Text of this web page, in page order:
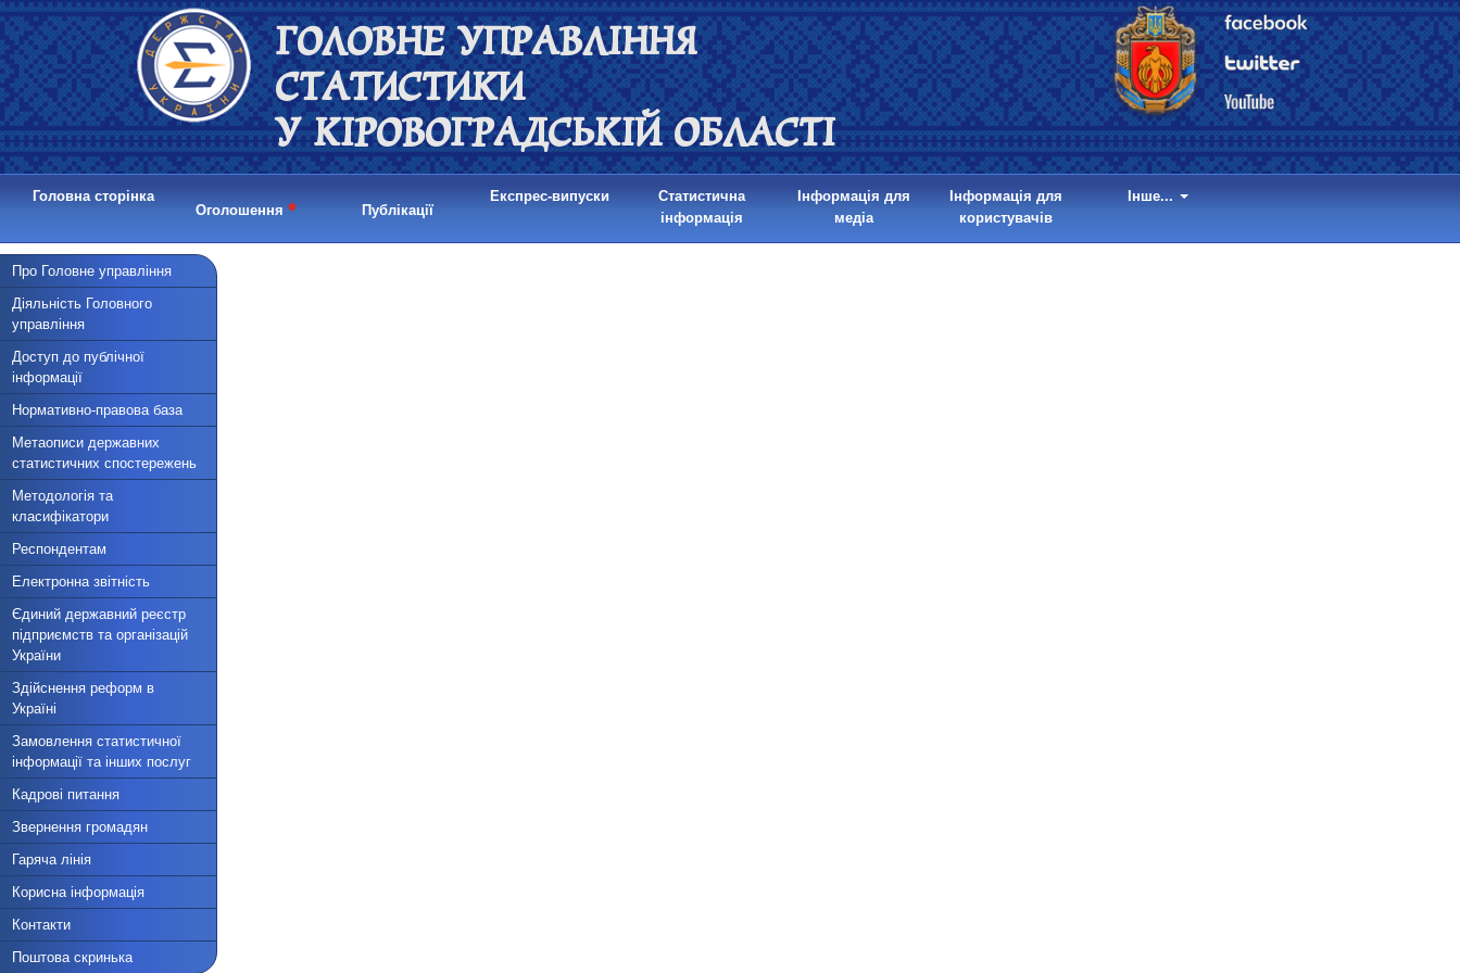
ГОЛОВНЕ УПРАВЛІННЯ
СТАТИСТИКИ
У КІРОВОГРАДСЬКІЙ ОБЛАСТІ
Головна сторінка
Оголошення • Публікації
Експрес-випуски
Статистична
інформація
Інформація для
медіа
Інформація для
користувачів
Інше...
Про Головне управління
Діяльність Головного
управління
Доступ до публічної
інформації
Нормативно-правова база
Метаописи державних
статистичних спостережень
Методологія та
класифікатори
Респондентам
Електронна звітність
Єдиний державний реєстр
підприємств та організацій
України
Здійснення реформ в
Україні
Замовлення статистичної
інформації та інших послуг
Кадрові питання
Звернення громадян
Гаряча лінія
Корисна інформація
Контакти
Поштова скринька